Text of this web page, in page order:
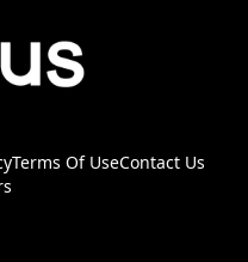
Terms Of UseContact Us